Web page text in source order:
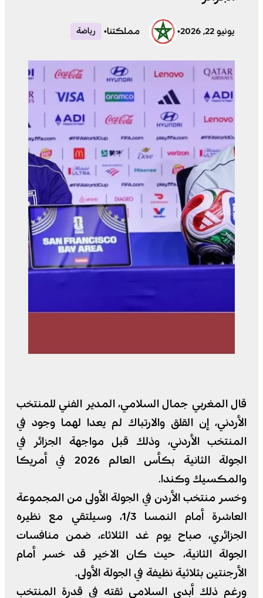
يونيو 22, 2026 • مملكتنا• رياضة
قال المغربي جمال السلامي، المدير الفني للمنتخب
الأردني، إن القلق والارتباك لم يعدا لهما وجود في
المنتخب الأردني، وذلك قبل مواجهة الجزائر في
الجولة الثانية بكأس العالم 2026 في أمريكا
والمكسيك وكندا.
وخسر منتخب الأردن في الجولة الأولى من المجموعة
العاشرة أمام النمسا 1/3، وسيلتقي مع نظيره
الجزائري، صباح يوم غد الثلاثاء، ضمن منافسات
الجولة الثانية، حيث كان الاخير قد خسر أمام
الأرجنتين بثلاثية نظيفة في الجولة الأولى.
ورغم ذلك أبدى السلامي ثقته في قدرة المنتخب